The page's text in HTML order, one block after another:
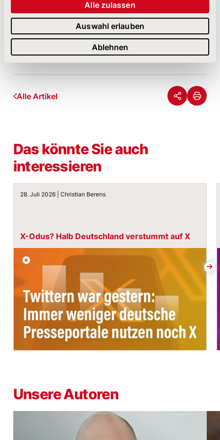
Alle zulassen
Auswahl erlauben
Ablehnen
Wollen Sie IhreKommunikationsstrategie
überarbeiten? Oder benötigen Sie Unterstützung
bei derUmstrukturierung Ihres IR-Bereichs?
Kontaktieren Sie uns perMail,
oder Telefon. Wir freuen uns auf Sie!
Alle Artikel
Das könnte Sie auch
interessieren
X-Odus? Halb Deutschland verstummt auf X
28. Juli 2026 | Christian Berens
X-Odus? Halb Deutschland verstummt auf X
Unsere Autoren